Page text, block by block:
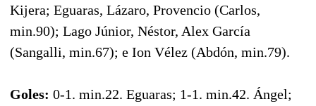
Kijera; Eguaras, Lázaro, Provencio (Carlos,
min.90); Lago Júnior, Néstor, Alex García
(Sangalli, min.67); e Ion Vélez (Abdón, min.79).
Goles: 0-1. min.22. Eguaras; 1-1. min.42. Ángel;